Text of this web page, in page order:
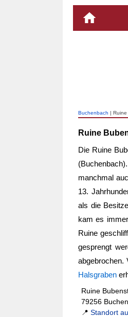
Buchenbach |
Ruine
Die Ruine
manchmal
13.
als die
kam es
Ruine
gesprengt
abgebrochen.
Halsgraben
Ruine
79256
📍 Standort